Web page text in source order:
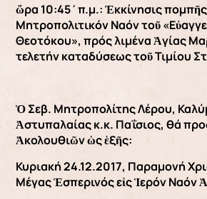
ὥρα 10:45΄π.μ.: Ἐκκίνησις
Μητροπολιτικόν Ναόν τοῦ
Θεοτόκου», πρός λιμένα Ἁγίας
τελετήν καταδύσεως τοῦ Τιμίου
Ὁ Σεβ. Μητροπολίτης Λέρου,
Ἀστυπαλαίας κ.κ. Παΐσιος, θά
Ἀκολουθιῶν ὡς ἑξῆς:
Κυριακή 24.12.2017, Παραμονή
Μέγας Ἑσπερινός εἰς Ἱερόν Ναόν